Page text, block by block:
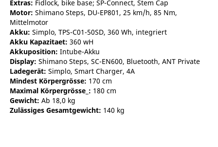
Extras: Fidlock, bike base; SP-Connect, Stem Cap
Motor: Shimano Steps, DU-EP801, 25 km/h, 85 Nm,
Mittelmotor
Akku: Simplo, TPS-C01-50SD, 360 Wh, integriert
Akku Kapazitaet: 360 wH
Akkuposition: Intube-Akku
Display: Shimano Steps, SC-EN600, Bluetooth, ANT Private
Ladegerät: Simplo, Smart Charger, 4A
Mindest Körpergrösse: 170 cm
Maximal Körpergrösse_: 180 cm
Gewicht: Ab 18,0 kg
Zulässiges Gesamtgewicht: 140 kg